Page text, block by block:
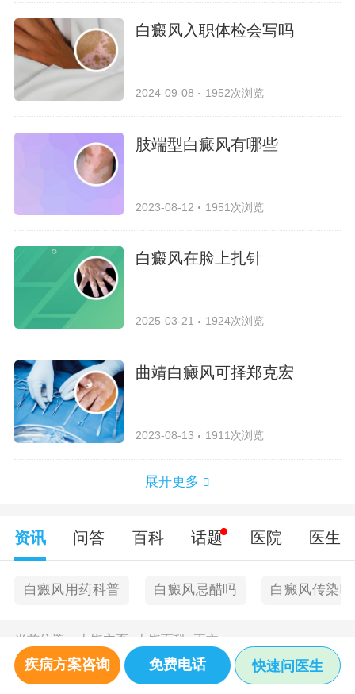
白癜风入职体检会写吗
2024-09-08 1952次浏览
肢端型白癜风有哪些
2023-08-12 1951次浏览
白癜风在脸上扎针
2025-03-21 1924次浏览
曲靖白癜风可择郑克宏
2023-08-13 1911次浏览
展开更多
资讯 问答 百科 话题 医院 医生
白癜风用药科普 白癜风忌醋吗 白癜风传染
当前位置： 上饶主页> 上饶百科 正文
疾病方案咨询 免费电话 快速问医生